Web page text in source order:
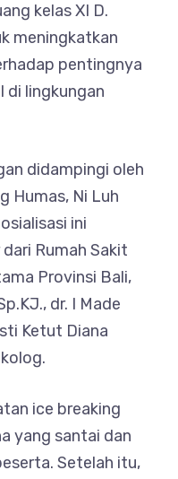
kelas XI D.
meningkatkan
pentingnya
di lingkungan
didampingi oleh
Humas, Ni Luh
ini
Rumah Sakit
Provinsi Bali,
dr. I Made
Ketut Diana
ice breaking
yang santai dan
Setelah itu,